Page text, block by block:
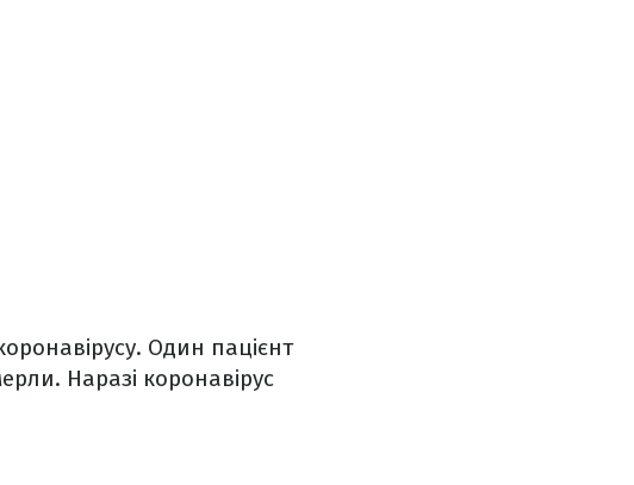
. Один пацієнт
Наразі коронавірус